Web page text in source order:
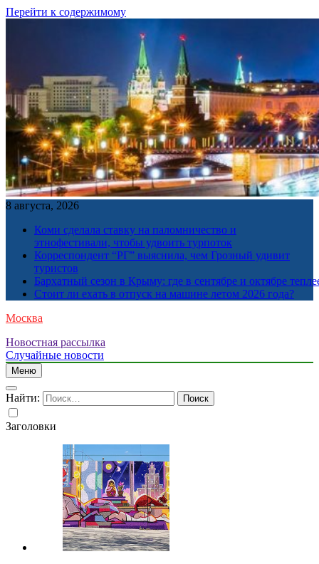
Перейти к содержимому
8 августа, 2026
Коми сделала ставку на паломничество и
этнофестивали, чтобы удвоить турпоток
Корреспондент “РГ” выяснила, чем Грозный удивит
туристов
Бархатный сезон в Крыму: где в сентябре и октябре
Стоит ли ехать в отпуск на машине летом 2026 года?
Москва
Новостная рассылка
Случайные новости
Меню
Найти:
Заголовки